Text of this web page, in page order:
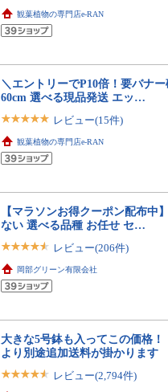
観葉植物の専門店e-RAN
＼エントリーでP10倍！要バナ
60cm 選べる現品発送 エッ…
レビュー(15件)
観葉植物の専門店e-RAN
【マラソンお得クーポン配布
ない 選べる品種 お任せ セ…
レビュー(206件)
岡部グリーン有限会社
大きな5号鉢も入ってこの価格
より別途追加送料が掛かります
レビュー(2,794件)